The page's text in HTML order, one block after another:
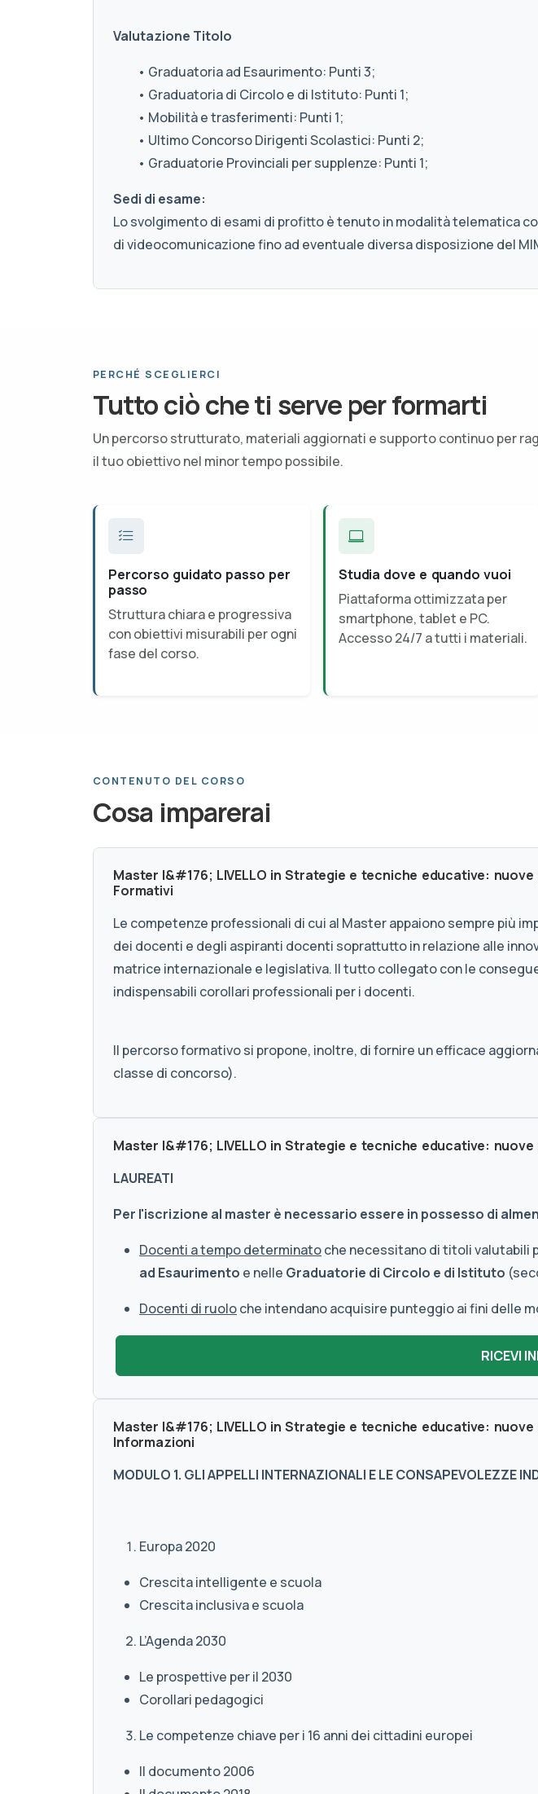
Valutazione Titolo
• Graduatoria ad Esaurimento: Punti 3;
• Graduatoria di Circolo e di Istituto: Punti 1;
• Mobilità e trasferimenti: Punti 1;
• Ultimo Concorso Dirigenti Scolastici: Punti 2;
• Graduatorie Provinciali per supplenze: Punti 1;
Sedi di esame:
Lo svolgimento di esami di profitto è tenuto in modalità telematica
di videocomunicazione fino ad eventuale diversa disposizione del
PERCHÉ SCEGLIERCI
Tutto ciò che ti serve per formarti
Un percorso strutturato, materiali aggiornati e supporto continuo per
il tuo obiettivo nel minor tempo possibile.
Percorso guidato passo per
passo
Struttura chiara e progressiva
con obiettivi misurabili per ogni
fase del corso.
Studia dove e quando vuoi
Piattaforma ottimizzata per
smartphone, tablet e PC.
Accesso 24/7 a tutti i materiali.
CONTENUTO DEL CORSO
Cosa imparerai
Master I&#176; LIVELLO in Strategie e tecniche educative:
Formativi
Le competenze professionali di cui al Master appaiono sempre più
dei docenti e degli aspiranti docenti soprattutto in relazione alle
matrice internazionale e legislativa. Il tutto collegato con le
indispensabili corollari professionali per i docenti.
Il percorso formativo si propone, inoltre, di fornire un efficace
classe di concorso).
Master I&#176; LIVELLO in Strategie e tecniche educative:
LAUREATI
Per l'iscrizione al master è necessario essere in possesso di
Docenti a tempo determinatoche necessitano di titoli valutabili
ad Esaurimento e nelle Graduatorie di Circolo e di Istituto
Docenti di ruoloche intendano acquisire punteggio ai fini delle
Master I&#176; LIVELLO in Strategie e tecniche educative:
Informazioni
MODULO 1. GLI APPELLI INTERNAZIONALI E LE CONSAPEVOLEZZE
Europa 2020
Crescita intelligente e scuola
Crescita inclusiva e scuola
L’Agenda 2030
Le prospettive per il 2030
Corollari pedagogici
Le competenze chiave per i 16 anni dei cittadini europei
Il documento 2006